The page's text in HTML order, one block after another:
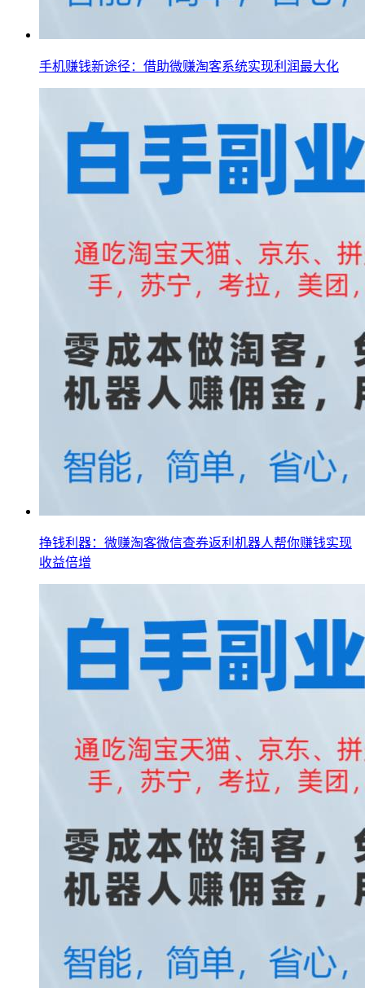
手机赚钱新途径：借助微赚淘客系统实现利润最大化
挣钱利器：微赚淘客微信查券返利机器人帮你赚钱实现
收益倍增